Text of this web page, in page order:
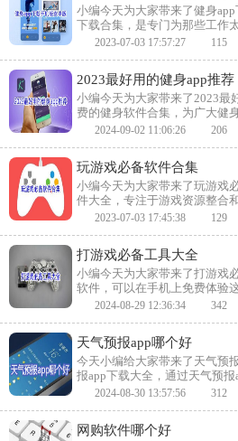
小编今天为大家带来了健身
下载合集，是专门为那些工作
又没有器械却又想运动健身的
伴快来下载吧！
2023-07-03 17:57:27 115
2023最好用的健身app推荐
小编今天为大家带来了2023最
费的健身软件合集，为广大健
个身体部位的训练都有专业的
2024-09-02 11:06:26 206
玩游戏必备软件合集
小编今天为大家带来了玩游戏
件大全，专注于游戏资源整合
大玩家提供了方便快捷的游戏
2023-07-03 17:45:38 129
打游戏必备工具大全
小编今天为大家带来了打游戏
软件，可以在手机上免费体验
集了热度较高的游戏、实时客
2024-08-29 12:36:34 342
天气预报app哪个好
今天小编给大家带来了天气预
报app下载大全，通过天气预
和未来几天的天气情况，避免
2024-08-30 13:57:56 312
网购软件哪个好